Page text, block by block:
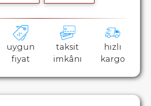
uygun
fiyat
taksit
imkânı
hızlı
kargo